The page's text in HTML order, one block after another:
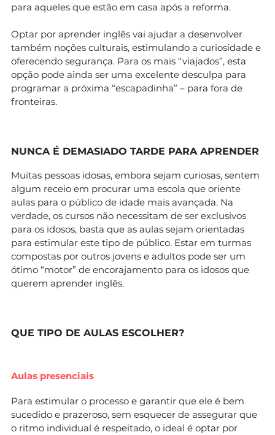
para aqueles que estão em casa após a reforma.
Optar por aprender inglês vai ajudar a desenvolver
também noções culturais, estimulando a curiosidade e
oferecendo segurança. Para os mais “viajados”, esta
opção pode ainda ser uma excelente desculpa para
programar a próxima “escapadinha” – para fora de
fronteiras.
NUNCA É DEMASIADO TARDE PARA APRENDER
Muitas pessoas idosas, embora sejam curiosas, sentem
algum receio em procurar uma escola que oriente
aulas para o público de idade mais avançada. Na
verdade, os cursos não necessitam de ser exclusivos
para os idosos, basta que as aulas sejam orientadas
para estimular este tipo de público. Estar em turmas
compostas por outros jovens e adultos pode ser um
ótimo “motor” de encorajamento para os idosos que
querem aprender inglês.
QUE TIPO DE AULAS ESCOLHER?
Aulas presenciais
Para estimular o processo e garantir que ele é bem
sucedido e prazeroso, sem esquecer de assegurar que
o ritmo individual é respeitado, o ideal é optar por